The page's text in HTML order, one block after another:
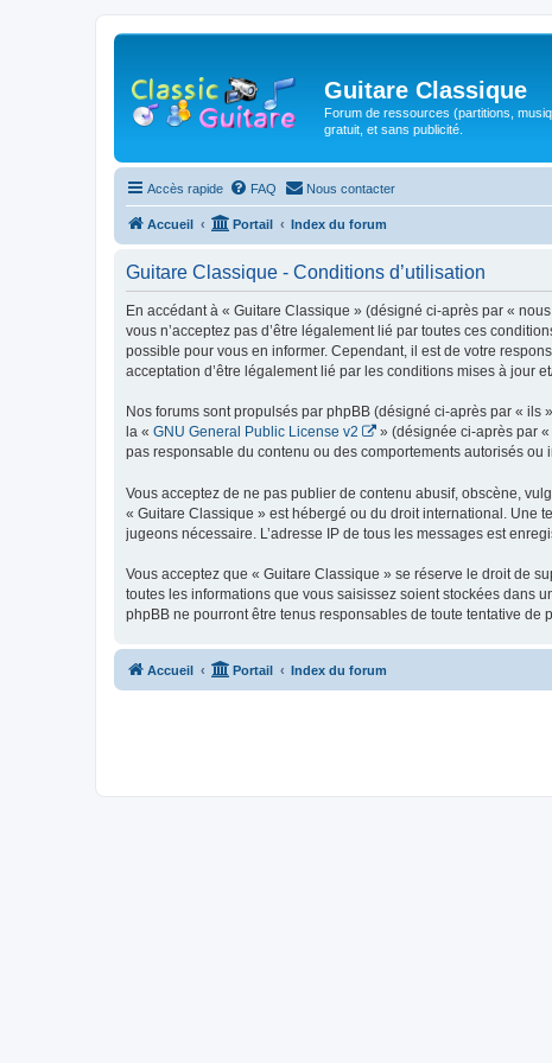
Guitare Classique
Forum de ressources (partitions,
gratuit, et sans publicité.
Accès rapide FAQ Nous contacter
Accueil Portail Index du forum
Guitare Classique - Conditions d’utilisation
En accédant à « Guitare Classique » (désigné ci-après par «
vous n’acceptez pas d’être légalement lié par toutes ces
possible pour vous en informer. Cependant, il est de votre
acceptation d’être légalement lié par les conditions mises à jour
Nos forums sont propulsés par phpBB (désigné ci-après par «
la « GNU General Public License v2 » (désignée ci-après par
pas responsable du contenu ou des comportements autorisés
Vous acceptez de ne pas publier de contenu abusif, obscène,
« Guitare Classique » est hébergé ou du droit international. Une
jugeons nécessaire. L’adresse IP de tous les messages est
Vous acceptez que « Guitare Classique » se réserve le droit de
toutes les informations que vous saisissez soient stockées dans
phpBB ne pourront être tenus responsables de toute tentative
Accueil Portail Index du forum